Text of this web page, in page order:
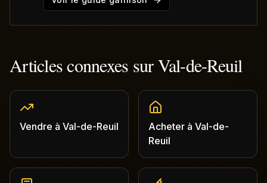
Articles connexes surVal-de-Reuil
Vendre à Val-de-Reuil Acheter à Val-de-
Reuil